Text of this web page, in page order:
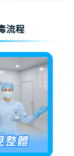
流程